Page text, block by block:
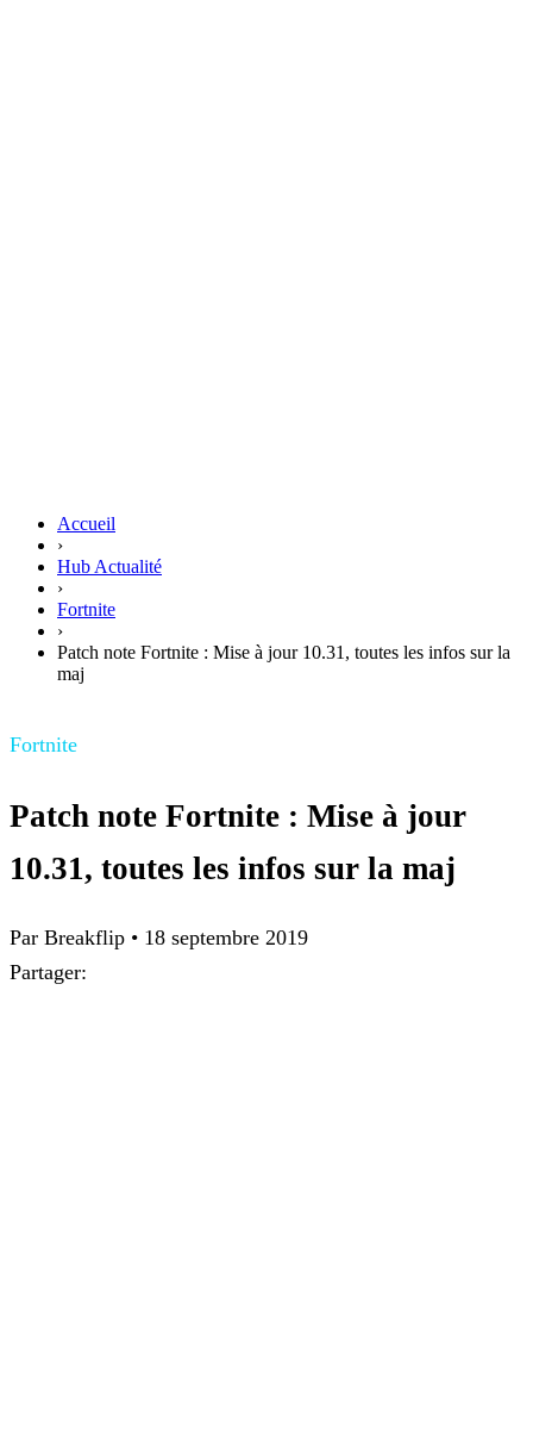
Accueil
›
Hub Actualité
›
Fortnite
›
Patch note Fortnite : Mise à jour 10.31, toutes les infos sur la
maj
Fortnite
Patch note Fortnite : Mise à jour
10.31, toutes les infos sur la maj
Par Breakflip • 18 septembre 2019
Partager: